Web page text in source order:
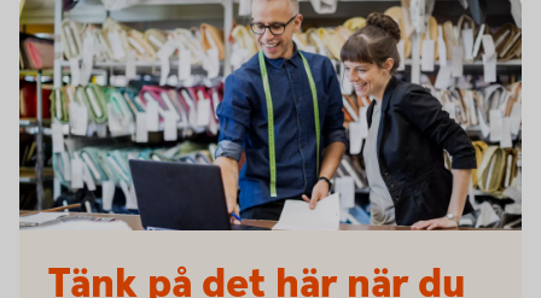
Tänk på det här när du